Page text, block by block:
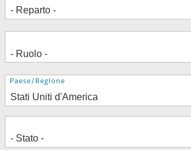
Indirizzo
Paese/Regione